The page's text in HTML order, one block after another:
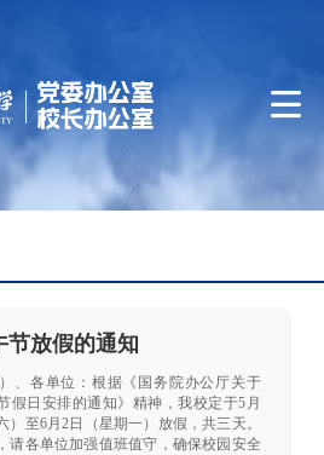

节放假的通知
、各单位：根据《国务院办公厅关于
假日安排的通知》精神，我校定于5月
）至6月2日（星期一）放假，共三天。
请各单位加强值班值守，确保校园安全